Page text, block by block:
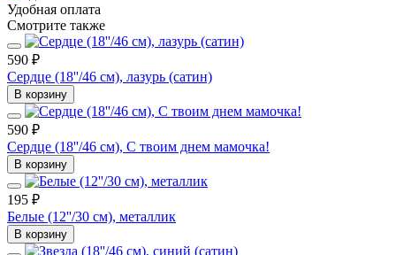
Удобная оплата
Смотрите также
590 ₽
Сердце (18''/46 см), лазурь (сатин)
В корзину
590 ₽
Сердце (18''/46 см), С твоим днем мамочка!
В корзину
195 ₽
Белые (12''/30 см), металлик
В корзину